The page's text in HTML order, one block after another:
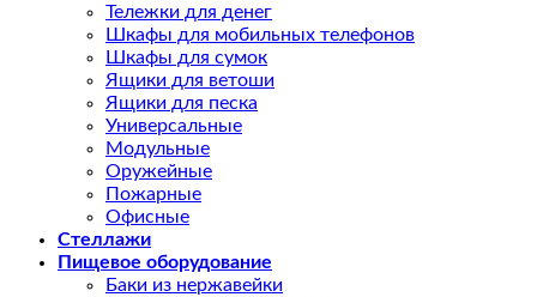
Тележки для денег
Шкафы для мобильных телефонов
Шкафы для сумок
Ящики для ветоши
Ящики для песка
Универсальные
Модульные
Оружейные
Пожарные
Офисные
Стеллажи
Пищевое оборудование
Баки из нержавейки